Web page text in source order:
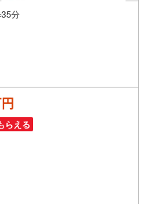
分
らえる